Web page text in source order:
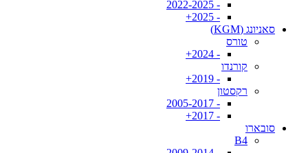
- 2022-2025
- 2025+
סאניונג (KGM)
טורס
- 2024+
קורנדו
- 2019+
רקסטון
- 2005-2017
- 2017+
סובארו
B4